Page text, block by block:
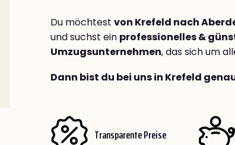
Du möchtest von Krefeld nach
und suchst ein professionelles &
Umzugsunternehmen, das sich um
Dann bist du bei uns in Krefeld
Transparente Preise